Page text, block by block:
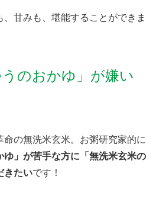
甘みも、堪能することができま
のおかゆ」が嫌い
の無洗米玄米。お粥研究家的に
ゆ」が苦手な方に「無洗米玄米の
きたいです！